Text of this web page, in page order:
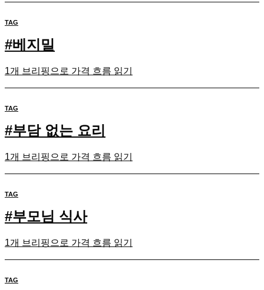
TAG
#베지밀
1개 브리핑으로 가격 흐름 읽기
TAG
#부담 없는 요리
1개 브리핑으로 가격 흐름 읽기
TAG
#부모님 식사
1개 브리핑으로 가격 흐름 읽기
TAG